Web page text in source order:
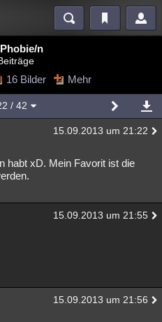
Videos
Mystery Kriminalfälle
Technologie Ufologie
Allmystery English
n
16 Bilder Mehr
/ 42
15.09.2013 um 21:22
habt xD. Mein Favorit ist die
15.09.2013 um 21:55
15.09.2013 um 21:56